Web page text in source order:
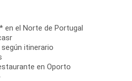
en el Norte de Portugal
itinerario
en Oporto